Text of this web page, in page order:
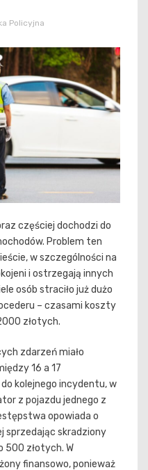
Policyjna
częściej dochodzi do
Problem ten
w szczególności na
i ostrzegają innych
osób straciło już dużo
– czasami koszty
złotych.
zdarzeń miało
16 a 17
kolejnego incydentu, w
z pojazdu jednego z
opowiada o
sprzedając skradziony
500 złotych. W
finansowo, ponieważ